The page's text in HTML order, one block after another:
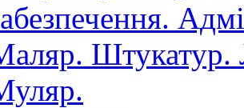
Штукатур.